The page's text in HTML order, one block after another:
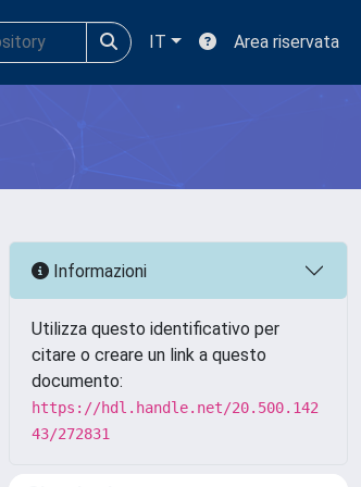
IT Area riservata
Informazioni
Utilizza questo identificativo per
citare o creare un link a questo
documento:
https://hdl.handle.net/20.500.142
43/272831